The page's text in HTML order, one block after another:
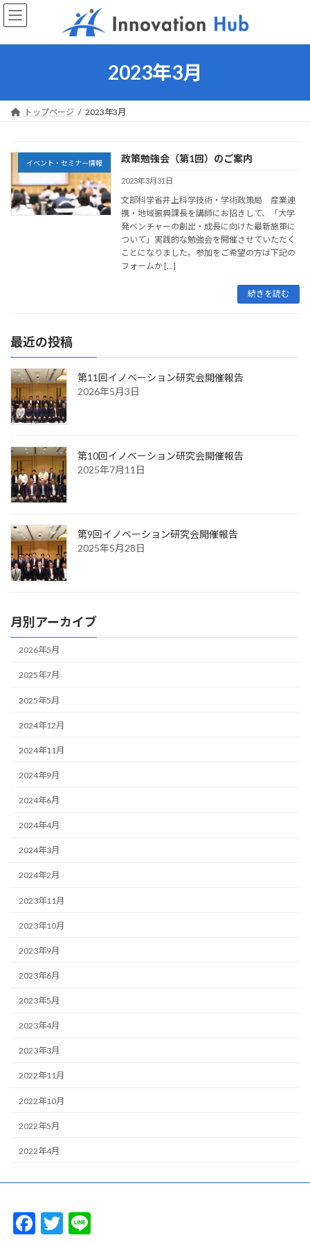
コ
ン
ン
キ
ナ
ビ
ー
に
2023年3月
トップページ 2023年3月
イベント・セミナー情報 政策勉強会（第1回）のご案内
2023年3月31日
文部科学省井上科学技術・学術政策局 産業連
携・地域振興課長を講師にお招きして、「大学
発ベンチャーの創出・成長に向けた最新施策に
ついて」実践的な勉強会を開催させていただく
ことになりました。参加をご希望の方は下記の
フォームか […]
続きを読む
最近の投稿
第11回イノベーション研究会開催報告
2026年5月3日
第10回イノベーション研究会開催報告
2025年7月11日
第9回イノベーション研究会開催報告
2025年5月28日
月別アーカイブ
2026年5月
2025年7月
2025年5月
2024年12月
2024年11月
2024年9月
2024年6月
2024年4月
2024年3月
2024年2月
2023年11月
2023年10月
2023年9月
2023年6月
2023年5月
2023年4月
2023年3月
2022年11月
2022年10月
2022年5月
2022年4月
F
T